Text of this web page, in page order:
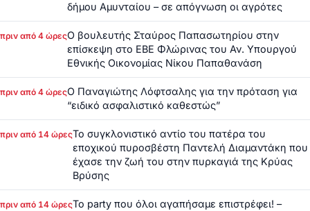
δήμου Αμυνταίου – σε απόγνωση οι αγρότες
πριν από 4 ώρεςΟ βουλευτής Σταύρος Παπασωτηρίου στην
επίσκεψη στο ΕΒΕ Φλώρινας του Αν. Υπουργού
Εθνικής Οικονομίας Νίκου Παπαθανάση
πριν από 4 ώρεςΟ Παναγιώτης Λόφτσαλης για την πρόταση για
“ειδικό ασφαλιστικό καθεστώς”
πριν από 14 ώρεςΤο συγκλονιστικό αντίο του πατέρα του
εποχικού πυροσβέστη Παντελή Διαμαντάκη που
έχασε την ζωή του στην πυρκαγιά της Κρύας
Βρύσης
πριν από 14 ώρεςΤο party που όλοι αγαπήσαμε επιστρέφει! –